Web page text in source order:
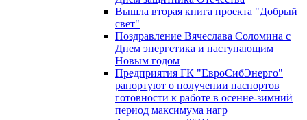
Вышла вторая книга проекта "Добрый
свет"
Поздравление Вячеслава Соломина с
Днем энергетика и наступающим
Новым годом
Предприятия ГК "ЕвроСибЭнерго"
рапортуют о получении паспортов
готовности к работе в осенне-зимний
период максимума нагр